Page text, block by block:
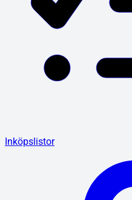
Inköpslistor